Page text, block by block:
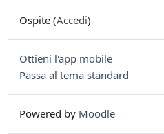
Ospite (Accedi)
Ottieni l'app mobile
Passa al tema standard
Powered by Moodle